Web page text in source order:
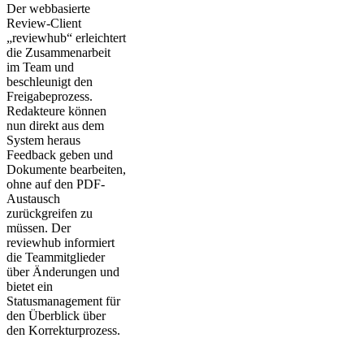
Der webbasierte
Review-Client
„reviewhub“ erleichtert
die Zusammenarbeit
im Team und
beschleunigt den
Freigabeprozess.
Redakteure können
nun direkt aus dem
System heraus
Feedback geben und
Dokumente bearbeiten,
ohne auf den PDF-
Austausch
zurückgreifen zu
müssen. Der
reviewhub informiert
die Teammitglieder
über Änderungen und
bietet ein
Statusmanagement für
den Überblick über
den Korrekturprozess.